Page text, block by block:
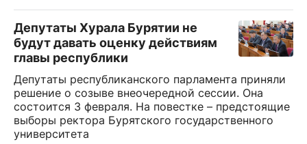
Депутаты Хурала Бурятии не
будут давать оценку действиям
главы республики
Депутаты республиканского парламента приняли
решение о созыве внеочередной сессии. Она
состоится 3 февраля. На повестке – предстоящие
выборы ректора Бурятского государственного
университета